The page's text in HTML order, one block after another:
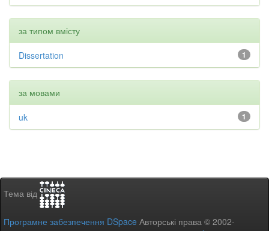
за типом вмісту
1
Dissertation
за мовами
1
uk
Тема від
Програмне забезпечення DSpace Авторські права © 2002-